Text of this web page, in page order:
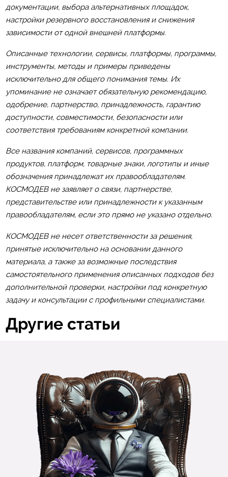
документации, выбора альтернативных площадок,
настройки резервного восстановления и снижения
зависимости от одной внешней платформы.
Описанные технологии, сервисы, платформы, программы,
инструменты, методы и примеры приведены
исключительно для общего понимания темы. Их
упоминание не означает обязательную рекомендацию,
одобрение, партнерство, принадлежность, гарантию
доступности, совместимости, безопасности или
соответствия требованиям конкретной компании.
Все названия компаний, сервисов, программных
продуктов, платформ, товарные знаки, логотипы и иные
обозначения принадлежат их правообладателям.
КОСМОДЕВ не заявляет о связи, партнерстве,
представительстве или принадлежности к указанным
правообладателям, если это прямо не указано отдельно.
КОСМОДЕВ не несет ответственности за решения,
принятые исключительно на основании данного
материала, а также за возможные последствия
самостоятельного применения описанных подходов без
дополнительной проверки, настройки под конкретную
задачу и консультации с профильными специалистами.
Другие статьи